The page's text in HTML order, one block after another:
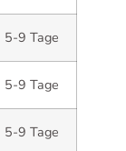
5-9 Tage
5-9 Tage
5-9 Tage